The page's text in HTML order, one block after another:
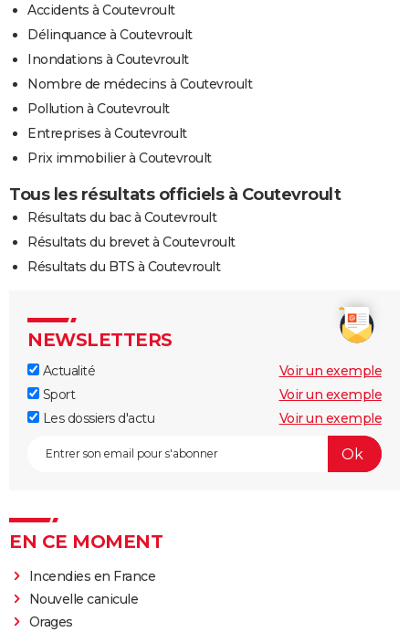
Accidents à Coutevroult
Délinquance à Coutevroult
Inondations à Coutevroult
Nombre de médecins à Coutevroult
Pollution à Coutevroult
Entreprises à Coutevroult
Prix immobilier à Coutevroult
Tous les résultats officiels à Coutevroult
Résultats du bac à Coutevroult
Résultats du brevet à Coutevroult
Résultats du BTS à Coutevroult
NEWSLETTERS
Actualité
Voir un exemple
Sport
Voir un exemple
Les dossiers d'actu
Voir un exemple
EN CE MOMENT
Incendies en France
Nouvelle canicule
Orages